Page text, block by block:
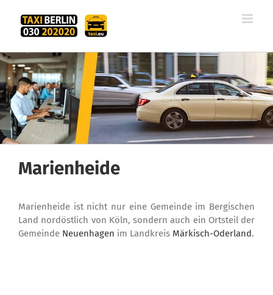
Inhalt
springen
Marienheide
Marienheide ist nicht nur eine Gemeinde im Bergischen
Land nordöstlich von Köln, sondern auch ein Ortsteil der
Gemeinde Neuenhagen im Landkreis Märkisch-Oderland.